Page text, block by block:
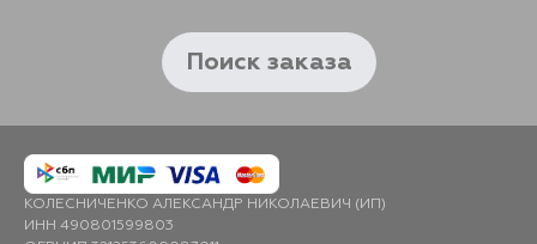
Поиск заказа
КОЛЕСНИЧЕНКО АЛЕКСАНДР НИКОЛАЕВИЧ (ИП)
ИНН 490801599803